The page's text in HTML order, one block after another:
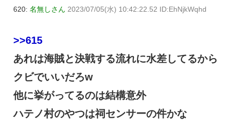
620: 名無しさん 2023/07/05(水) 10:42:22.52 ID:EhNjkWqhd
>>615
あれは海賊と決戦する流れに水差してるから
クビでいいだろw
他に挙がってるのは結構意外
ハテノ村のやつは祠センサーの件かな